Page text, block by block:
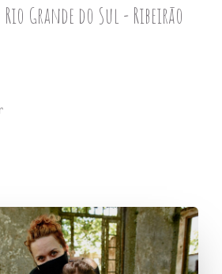
Rio Grande do Sul - Ribeirão